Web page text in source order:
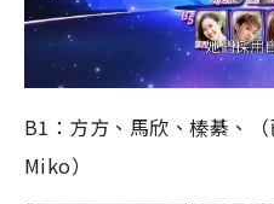
B1：方方、馬欣、榛綦、
Miko）